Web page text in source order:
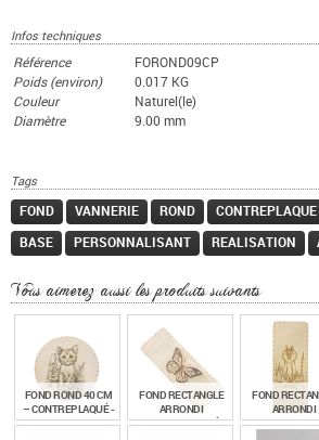
Infos techniques
Référence
FOROND09CP
Poids (environ)
0.017 KG
Couleur
Naturel(le)
Diamètre
9.00 mm
Tags
FOND VANNERIE ROND CONTREPLAQUE
BASE
PERSONNALISANT REALISATION
Vous aimerez aussi les produits suivants
FOND ROND 40 CM
– CONTREPLAQUÉ -
GRAVURE CHAT ET
FOND RECTANGLE
ARRONDI
CONTREPLAQUÉ
FOND
ARRONDI